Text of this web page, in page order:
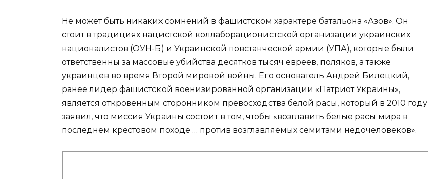
Не может быть никаких сомнений в фашистском характере батальона «Азов». Он
стоит в традициях нацистской коллаборационистской организации украинских
националистов (ОУН-Б) и Украинской повстанческой армии (УПА), которые были
ответственны за массовые убийства десятков тысяч евреев, поляков, а также
украинцев во время Второй мировой войны. Его основатель Андрей Билецкий,
ранее лидер фашистской военизированной организации «Патриот Украины»,
является откровенным сторонником превосходства белой расы, который в 2010 году
заявил, что миссия Украины состоит в том, чтобы «возглавить белые расы мира в
последнем крестовом походе … против возглавляемых семитами недочеловеков».